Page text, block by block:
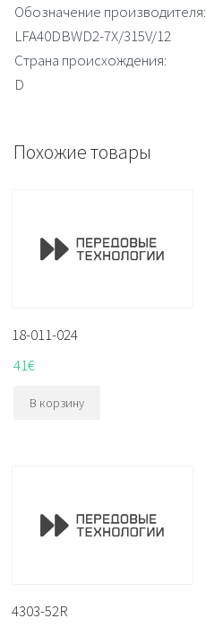
Обозначение производителя:
LFA40DBWD2-7X/315V/12
Страна происхождения:
D
Похожие товары
18-011-024
41€
В корзину
4303-52R